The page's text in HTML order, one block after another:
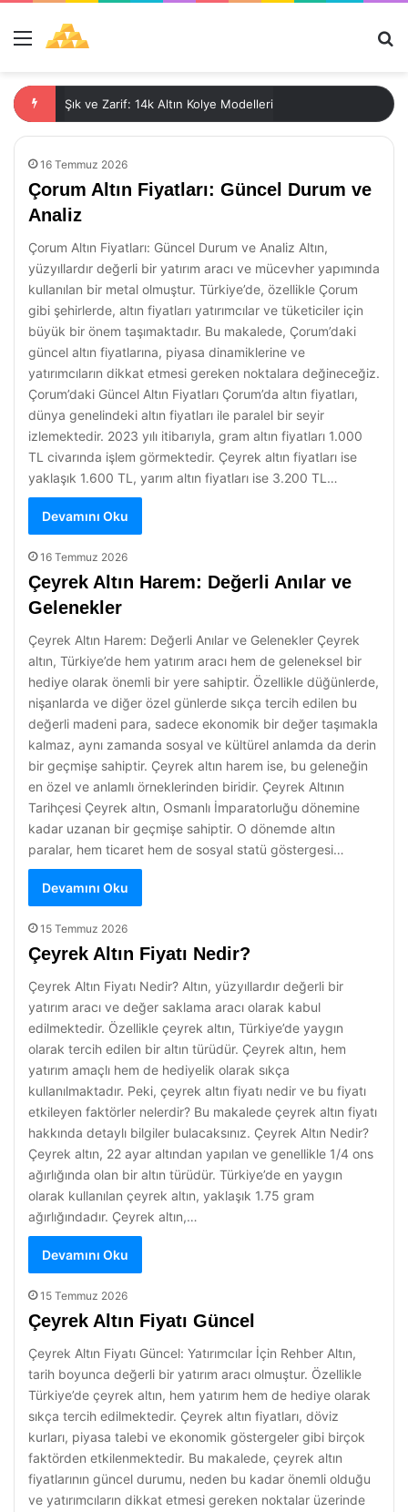
Menü
Şık ve Zarif: 14k Altın Kolye Modelleri
16 Temmuz 2026
Çorum Altın Fiyatları: Güncel Durum ve
Analiz
Çorum Altın Fiyatları: Güncel Durum ve Analiz Altın,
yüzyıllardır değerli bir yatırım aracı ve mücevher yapımında
kullanılan bir metal olmuştur. Türkiye’de, özellikle Çorum
gibi şehirlerde, altın fiyatları yatırımcılar ve tüketiciler için
büyük bir önem taşımaktadır. Bu makalede, Çorum’daki
güncel altın fiyatlarına, piyasa dinamiklerine ve
yatırımcıların dikkat etmesi gereken noktalara değineceğiz.
Çorum’daki Güncel Altın Fiyatları Çorum’da altın fiyatları,
dünya genelindeki altın fiyatları ile paralel bir seyir
izlemektedir. 2023 yılı itibarıyla, gram altın fiyatları 1.000
TL civarında işlem görmektedir. Çeyrek altın fiyatları ise
yaklaşık 1.600 TL, yarım altın fiyatları ise 3.200 TL…
Devamını Oku
16 Temmuz 2026
Çeyrek Altın Harem: Değerli Anılar ve
Gelenekler
Çeyrek Altın Harem: Değerli Anılar ve Gelenekler Çeyrek
altın, Türkiye’de hem yatırım aracı hem de geleneksel bir
hediye olarak önemli bir yere sahiptir. Özellikle düğünlerde,
nişanlarda ve diğer özel günlerde sıkça tercih edilen bu
değerli madeni para, sadece ekonomik bir değer taşımakla
kalmaz, aynı zamanda sosyal ve kültürel anlamda da derin
bir geçmişe sahiptir. Çeyrek altın harem ise, bu geleneğin
en özel ve anlamlı örneklerinden biridir. Çeyrek Altının
Tarihçesi Çeyrek altın, Osmanlı İmparatorluğu dönemine
kadar uzanan bir geçmişe sahiptir. O dönemde altın
paralar, hem ticaret hem de sosyal statü göstergesi…
Devamını Oku
15 Temmuz 2026
Çeyrek Altın Fiyatı Nedir?
Çeyrek Altın Fiyatı Nedir? Altın, yüzyıllardır değerli bir
yatırım aracı ve değer saklama aracı olarak kabul
edilmektedir. Özellikle çeyrek altın, Türkiye’de yaygın
olarak tercih edilen bir altın türüdür. Çeyrek altın, hem
yatırım amaçlı hem de hediyelik olarak sıkça
kullanılmaktadır. Peki, çeyrek altın fiyatı nedir ve bu fiyatı
etkileyen faktörler nelerdir? Bu makalede çeyrek altın fiyatı
hakkında detaylı bilgiler bulacaksınız. Çeyrek Altın Nedir?
Çeyrek altın, 22 ayar altından yapılan ve genellikle 1/4 ons
ağırlığında olan bir altın türüdür. Türkiye’de en yaygın
olarak kullanılan çeyrek altın, yaklaşık 1.75 gram
ağırlığındadır. Çeyrek altın,…
Devamını Oku
15 Temmuz 2026
Çeyrek Altın Fiyatı Güncel
Çeyrek Altın Fiyatı Güncel: Yatırımcılar İçin Rehber Altın,
tarih boyunca değerli bir yatırım aracı olmuştur. Özellikle
Türkiye’de çeyrek altın, hem yatırım hem de hediye olarak
sıkça tercih edilmektedir. Çeyrek altın fiyatları, döviz
kurları, piyasa talebi ve ekonomik göstergeler gibi birçok
faktörden etkilenmektedir. Bu makalede, çeyrek altın
fiyatlarının güncel durumu, neden bu kadar önemli olduğu
ve yatırımcıların dikkat etmesi gereken noktalar üzerinde